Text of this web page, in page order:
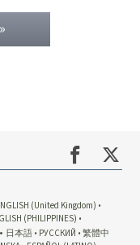
(United Kingdom)
(PHILIPPINES)
日本語 РУССКИЙ
繁體中